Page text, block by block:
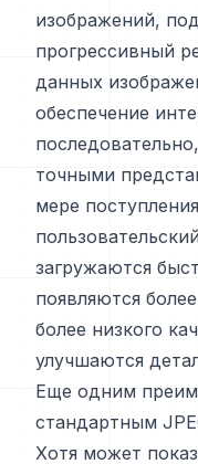
изображений,
прогрессивный
данных
обеспечение
точными
мере
загружаются
появляются
более низкого
улучшаются
Еще одним
стандартным
Хотя может